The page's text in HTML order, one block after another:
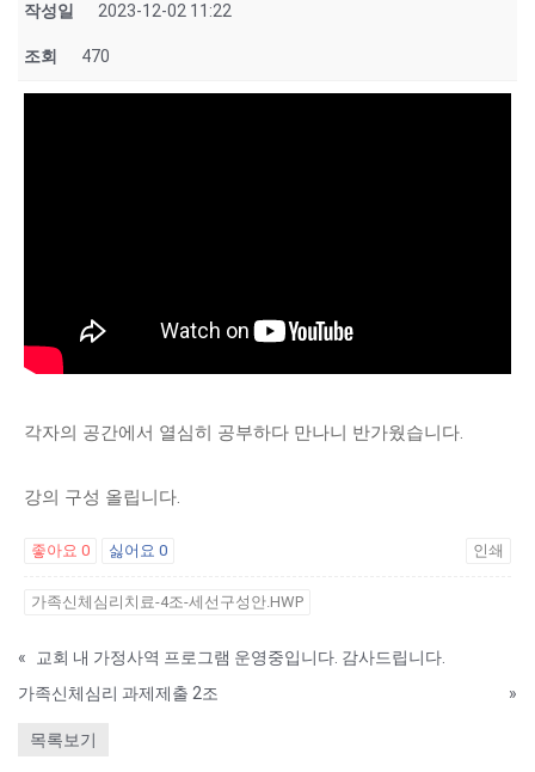
작성일 2023-12-02 11:22
조회 470
각자의 공간에서 열심히 공부하다 만나니 반가웠습니다.
강의 구성 올립니다.
좋아요 0 싫어요 0 인쇄
가족신체심리치료-4조-세선구성안.HWP
«
교회 내 가정사역 프로그램 운영중입니다. 감사드립니다.
가족신체심리 과제제출 2조
»
목록보기